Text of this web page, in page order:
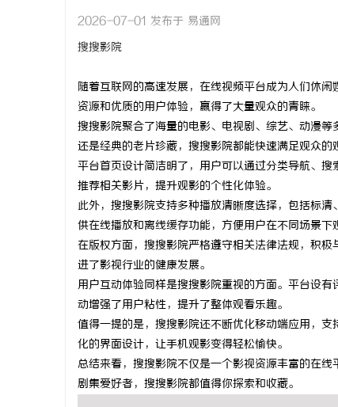
2026-07-01 发布于 易通网
搜搜影院
随着互联网的高速发展，在线视频平台成为人们休
资源和优质的用户体验，赢得了大量观众的青睐。
搜搜影院聚合了海量的电影、电视剧、综艺、动漫
还是经典的老片珍藏，搜搜影院都能快速满足观众的
平台首页设计简洁明了，用户可以通过分类导航、
推荐相关影片，提升观影的个性化体验。
此外，搜搜影院支持多种播放清晰度选择，包括标
供在线播放和离线缓存功能，方便用户在不同场景下
在版权方面，搜搜影院严格遵守相关法律法规，积
进了影视行业的健康发展。
用户互动体验同样是搜搜影院重视的方面。平台设
动增强了用户粘性，提升了整体观看乐趣。
值得一提的是，搜搜影院还不断优化移动端应用，
化的界面设计，让手机观影变得轻松愉快。
总结来看，搜搜影院不仅是一个影视资源丰富的在
剧集爱好者，搜搜影院都值得你探索和收藏。